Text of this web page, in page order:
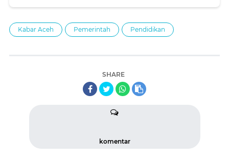
Kabar Aceh Pemerintah Pendidikan
SHARE
komentar